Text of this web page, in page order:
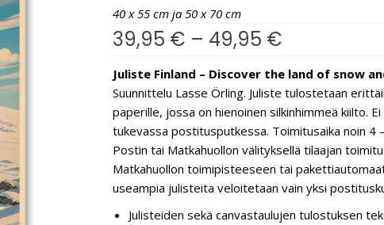
40 x 55 cm ja 50 x 70 cm
39,95 € – 49,95 €
Juliste Finland – Discover the land of snow
Suunnittelu Lasse Örling. Juliste tulostetaan
paperille, jossa on hienoinen silkinhimmeä kiilto.
tukevassa postitusputkessa. Toimitusaika noin 4
Postin tai Matkahuollon välityksellä tilaajan
Matkahuollon toimipisteeseen tai
useampia julisteita veloitetaan vain yksi
Julisteiden sekä canvastaulujen tulostuksen